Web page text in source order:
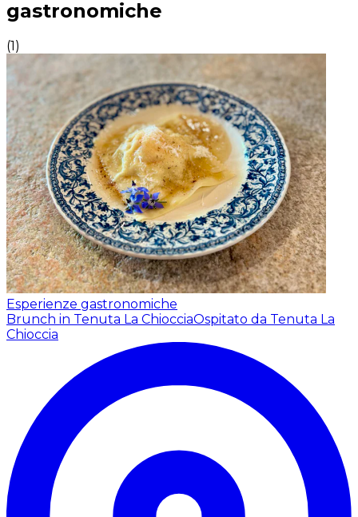
gastronomiche
(1)
Esperienze gastronomiche
Brunch in Tenuta La ChiocciaOspitato da Tenuta La
Chioccia